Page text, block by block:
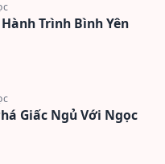
Trình Bình Yên
Giấc Ngủ Với Ngọc